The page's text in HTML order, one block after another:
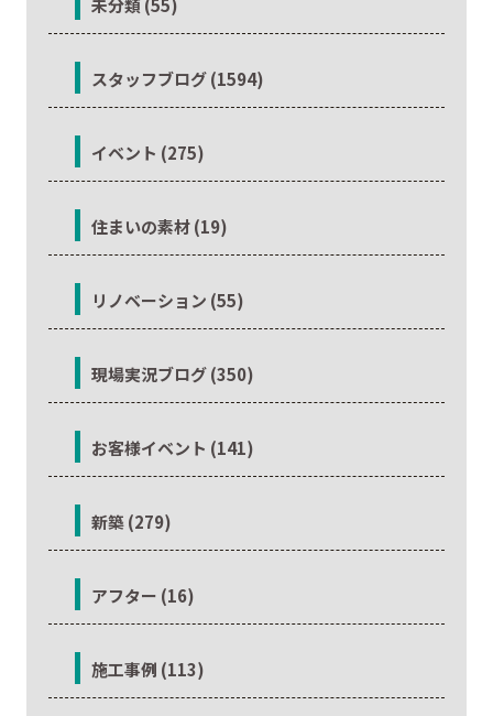
スタッフブログ (1594)
イベント (275)
住まいの素材 (19)
リノベーション (55)
現場実況ブログ (350)
お客様イベント (141)
新築 (279)
アフター (16)
施工事例 (113)